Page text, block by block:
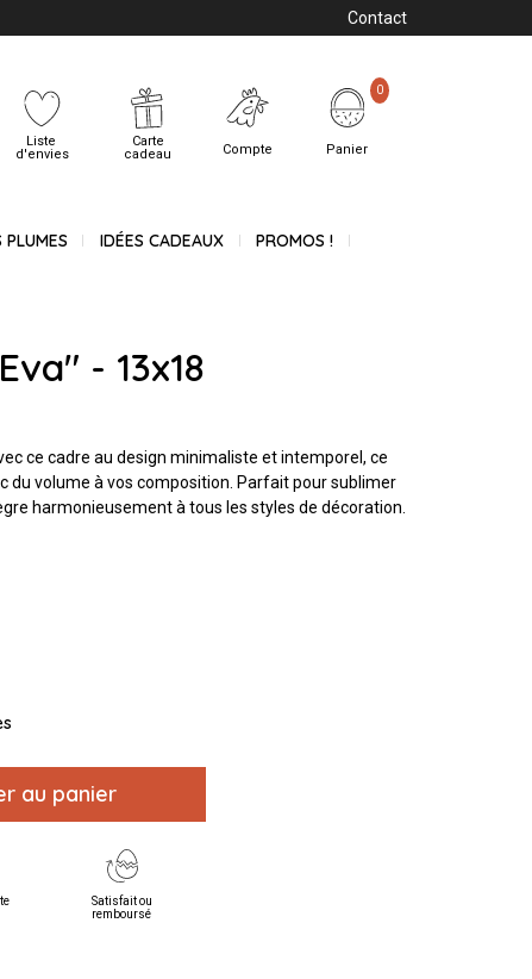
Contact
Liste
d'envies
Carte
cadeau
Compte Panier
0
IDÉES CADEAUX PROMOS !
- 13x18
ce cadre au design minimaliste et intemporel, ce
du volume à vos composition. Parfait pour sublimer
harmonieusement à tous les styles de décoration.
au panier
Satisfait ou
remboursé